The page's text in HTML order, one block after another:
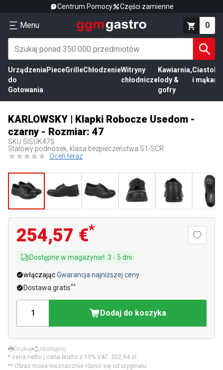
Centrum Pomocy Części zamienne
Menu 0
Urządzenia
do
Gotowania
PieceGrilleChłodzenieWitryny
chłodnicze
Kawiarnia,
lody &
gofry
Ciasto
i mąka
KARLOWSKY | Klapki Robocze Usedom -
czarny - Rozmiar: 47
SKU SISUK47S
Stalowy podnosek, klasa bezpieczeństwa S1-SCR
Oceń teraz
254,57 €*
Dostępne w magazynie!: 3 - 5 dni
włączającGwarancja najniższej ceny
Dostawa gratis**
Dodaj do koszyka
Drukuj
Udostępnij
* cena netto | cena brutto z 19% VAT: 302,94 zł
** Obraz może nieznacznie różnić się od oryginału.